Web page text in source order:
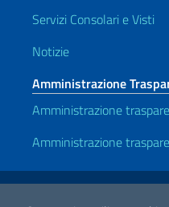
Servizi Consolari e Visti
Notizie
Amministrazione
Amministrazione
Amministrazione
Link Utili